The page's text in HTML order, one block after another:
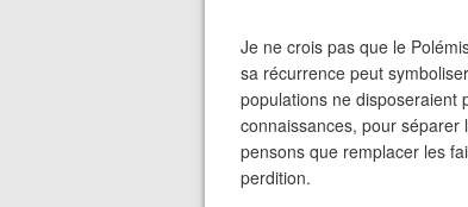
Je ne crois pas que le
sa récurrence peut
populations ne disposeraient
connaissances, pour séparer
pensons que remplacer les
perdition.